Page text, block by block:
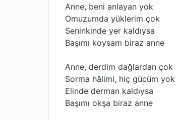
Anne, beni anlayan yok
Omuzumda yüklerim çok
Seninkinde yer kaldıysa
Başımı koysam biraz anne
Anne, derdim dağlardan çok
Sorma hâlimi, hiç gücüm yok
Elinde derman kaldıysa
Başımı okşa biraz anne